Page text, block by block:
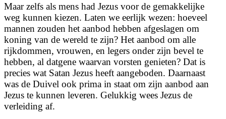
Maar zelfs als mens had Jezus voor de gemakkelijke
weg kunnen kiezen. Laten we eerlijk wezen: hoeveel
mannen zouden het aanbod hebben afgeslagen om
koning van de wereld te zijn? Het aanbod om alle
rijkdommen, vrouwen, en legers onder zijn bevel te
hebben, al datgene waarvan vorsten genieten? Dat is
precies wat Satan Jezus heeft aangeboden. Daarnaast
was de Duivel ook prima in staat om zijn aanbod aan
Jezus te kunnen leveren. Gelukkig wees Jezus de
verleiding af.